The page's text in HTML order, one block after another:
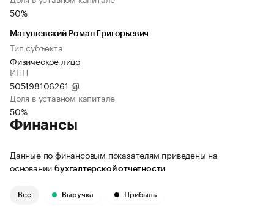
50%
Матушевский Роман Григорьевич
Тип субъекта
Физическое лицо
ИНН
505198106261
Доля в уставном капитале
50%
Финансы
Данные по финансовым показателям приведены на
основании бухгалтерской отчетности
Все Выручка Прибыль